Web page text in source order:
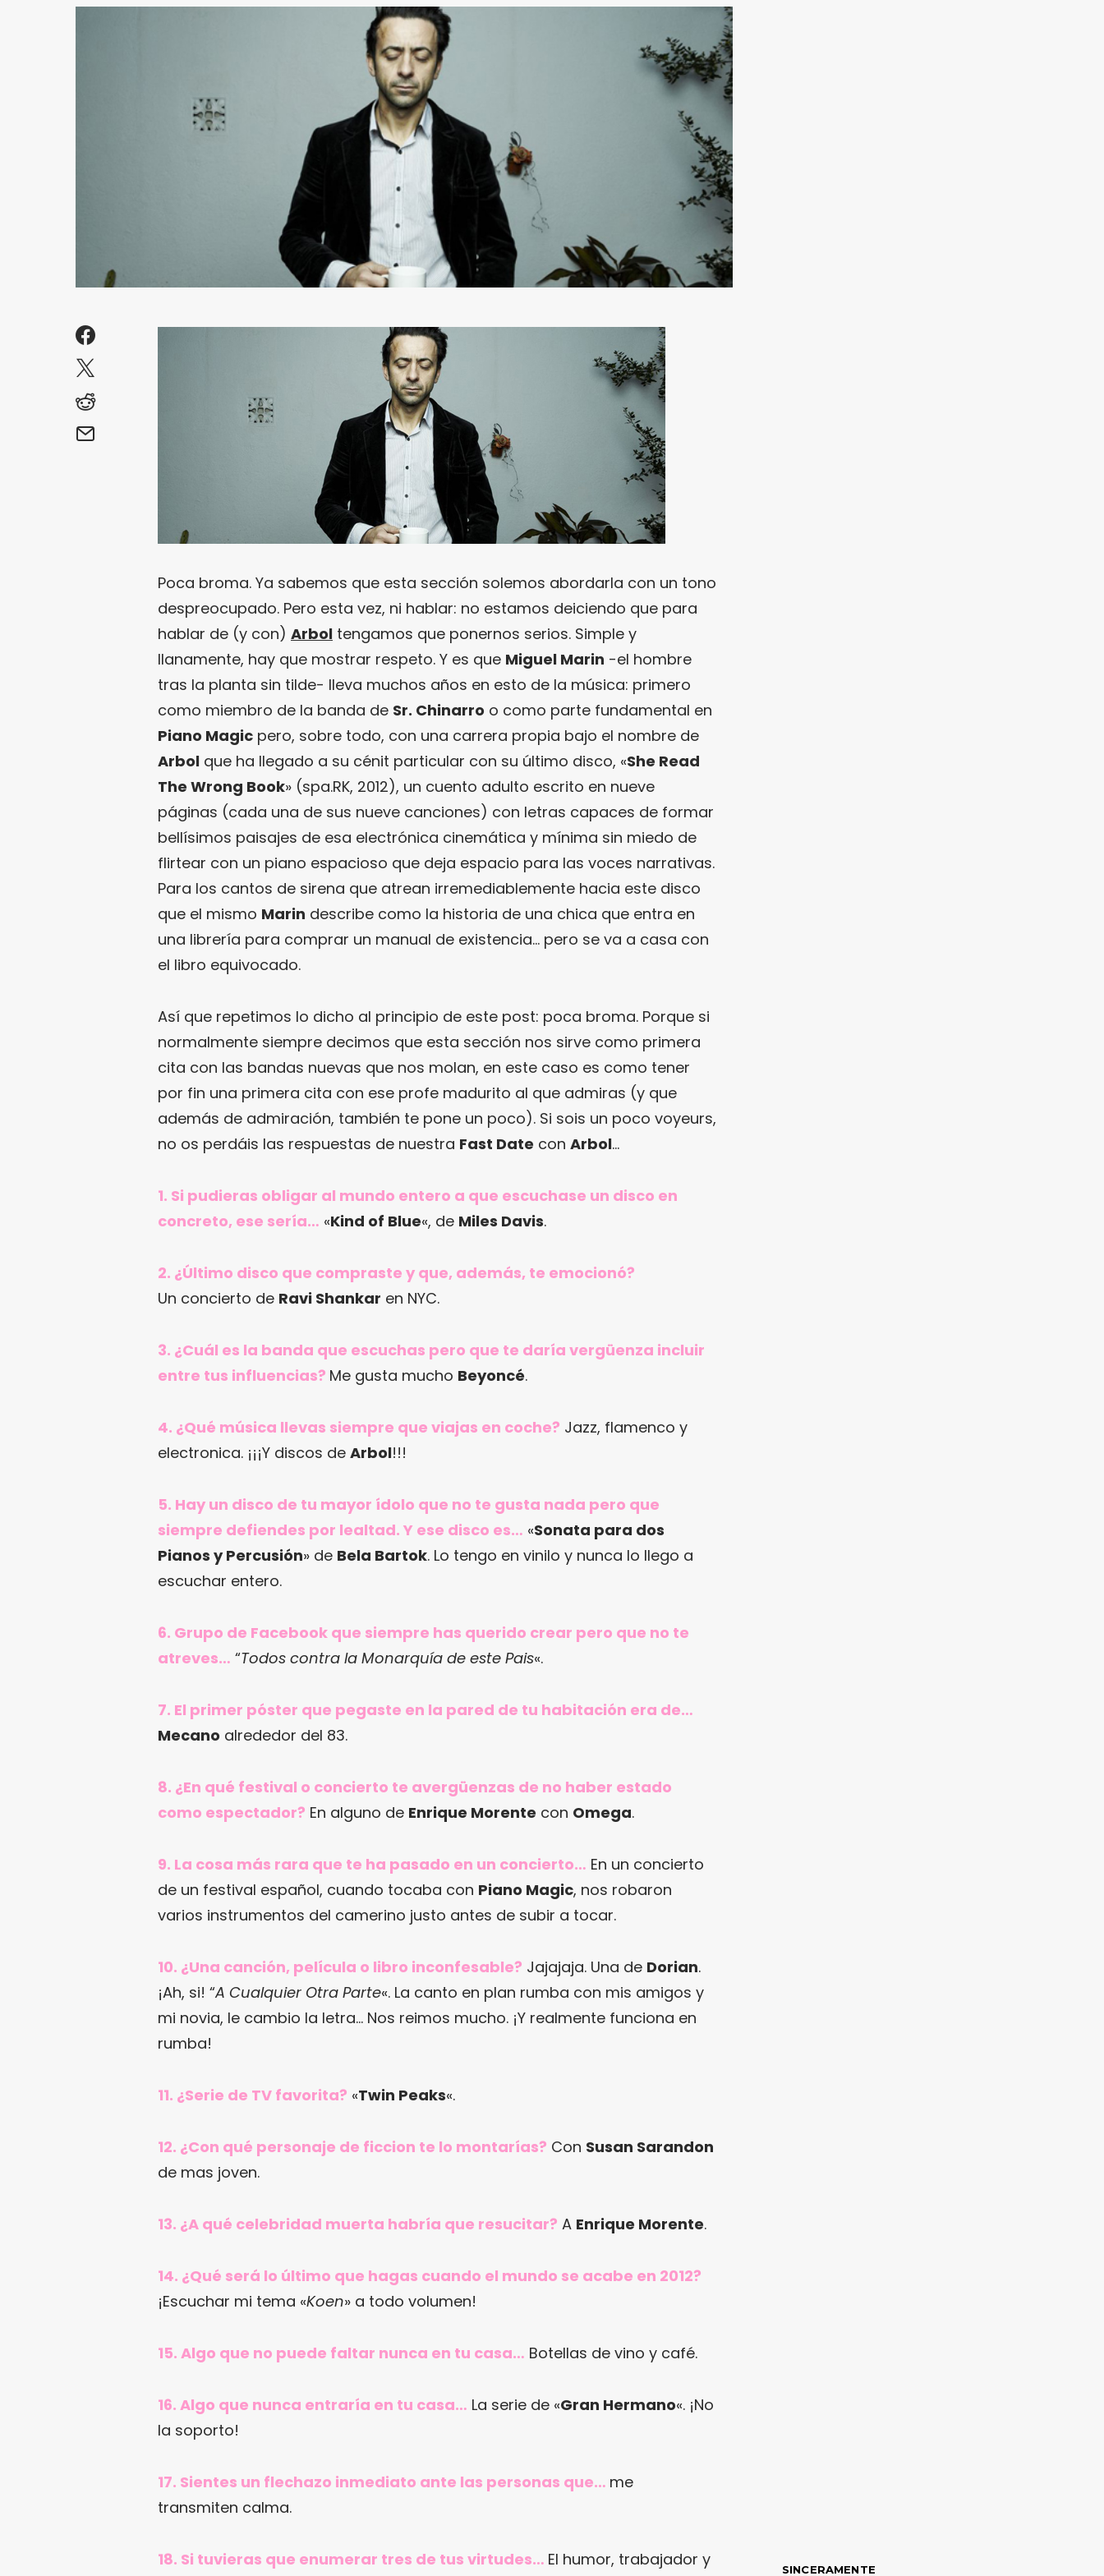
Poca broma. Ya sabemos que esta sección solemos abordarla con un tono
despreocupado. Pero esta vez, ni hablar: no estamos deiciendo que para
hablar de (y con) Arbol tengamos que ponernos serios. Simple y
llanamente, hay que mostrar respeto. Y es que Miguel Marin -el hombre
tras la planta sin tilde- lleva muchos años en esto de la música: primero
como miembro de la banda de Sr. Chinarro o como parte fundamental en
Piano Magic pero, sobre todo, con una carrera propia bajo el nombre de
Arbol que ha llegado a su cénit particular con su último disco, «She Read
The Wrong Book» (spa.RK, 2012), un cuento adulto escrito en nueve
páginas (cada una de sus nueve canciones) con letras capaces de formar
bellísimos paisajes de esa electrónica cinemática y mínima sin miedo de
flirtear con un piano espacioso que deja espacio para las voces narrativas.
Para los cantos de sirena que atrean irremediablemente hacia este disco
que el mismo Marin describe como la historia de una chica que entra en
una librería para comprar un manual de existencia… pero se va a casa con
el libro equivocado.
Así que repetimos lo dicho al principio de este post: poca broma. Porque si
normalmente siempre decimos que esta sección nos sirve como primera
cita con las bandas nuevas que nos molan, en este caso es como tener
por fin una primera cita con ese profe madurito al que admiras (y que
además de admiración, también te pone un poco). Si sois un poco voyeurs,
no os perdáis las respuestas de nuestra Fast Date con Arbol…
1. Si pudieras obligar al mundo entero a que escuchase un disco en
concreto, ese sería… «Kind of Blue«, de Miles Davis.
2. ¿Último disco que compraste y que, además, te emocionó?
Un concierto de Ravi Shankar en NYC.
3. ¿Cuál es la banda que escuchas pero que te daría vergüenza incluir
entre tus influencias? Me gusta mucho Beyoncé.
4. ¿Qué música llevas siempre que viajas en coche? Jazz, flamenco y
electronica. ¡¡¡Y discos de Arbol!!!
5. Hay un disco de tu mayor ídolo que no te gusta nada pero que
siempre defiendes por lealtad. Y ese disco es… «Sonata para dos
Pianos y Percusión» de Bela Bartok. Lo tengo en vinilo y nunca lo llego a
escuchar entero.
6. Grupo de Facebook que siempre has querido crear pero que no te
atreves… “Todos contra la Monarquía de este Pais«.
7. El primer póster que pegaste en la pared de tu habitación era de…
Mecano alrededor del 83.
8. ¿En qué festival o concierto te avergüenzas de no haber estado
como espectador? En alguno de Enrique Morente con Omega.
9. La cosa más rara que te ha pasado en un concierto… En un concierto
de un festival español, cuando tocaba con Piano Magic, nos robaron
varios instrumentos del camerino justo antes de subir a tocar.
10. ¿Una canción, película o libro inconfesable? Jajajaja. Una de Dorian.
¡Ah, si! “A Cualquier Otra Parte«. La canto en plan rumba con mis amigos y
mi novia, le cambio la letra… Nos reimos mucho. ¡Y realmente funciona en
rumba!
11. ¿Serie de TV favorita? «Twin Peaks«.
12. ¿Con qué personaje de ficcion te lo montarías? Con Susan Sarandon
de mas joven.
13. ¿A qué celebridad muerta habría que resucitar? A Enrique Morente.
14. ¿Qué será lo último que hagas cuando el mundo se acabe en 2012?
¡Escuchar mi tema «Koen» a todo volumen!
15. Algo que no puede faltar nunca en tu casa… Botellas de vino y café.
16. Algo que nunca entraría en tu casa… La serie de «Gran Hermano«. ¡No
la soporto!
17. Sientes un flechazo inmediato ante las personas que… me
transmiten calma.
18. Si tuvieras que enumerar tres de tus virtudes… El humor, trabajador y
SINCERAMENTE